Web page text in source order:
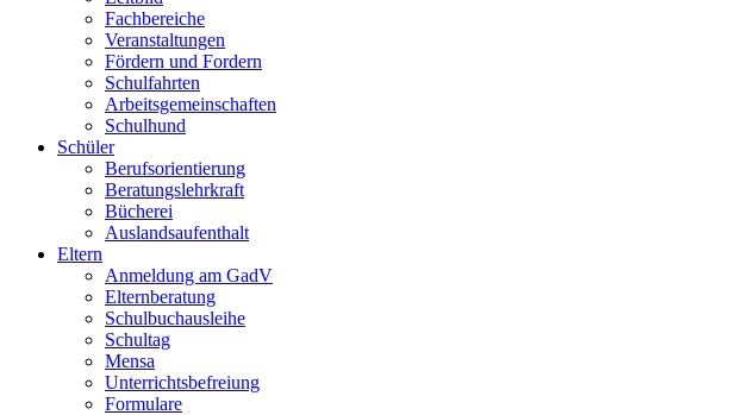
Fachbereiche
Veranstaltungen
Fördern und Fordern
Schulfahrten
Arbeitsgemeinschaften
Schulhund
Schüler
Berufsorientierung
Beratungslehrkraft
Bücherei
Auslandsaufenthalt
Eltern
Anmeldung am GadV
Elternberatung
Schulbuchausleihe
Schultag
Mensa
Unterrichtsbefreiung
Formulare